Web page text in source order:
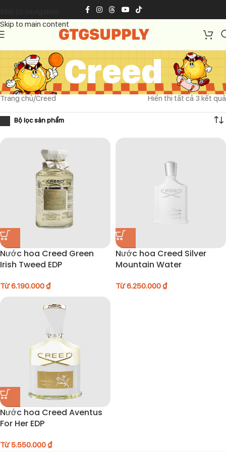
Skip to main content
Creed
Trang chủ Creed Hiển thị tất cả 3 kết quả
Nước hoa Creed Green
Irish Tweed EDP
Từ6.190.000₫
Nước hoa Creed Silver
Mountain Water
Từ6.250.000₫
Nước hoa Creed Aventus
For Her EDP
Từ5.550.000₫